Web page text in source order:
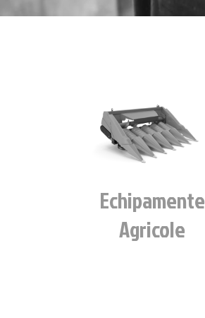
Echipamente
Agricole